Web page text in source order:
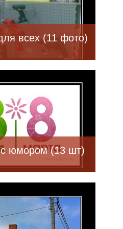
всех (11 фото)
юмором (13 шт)